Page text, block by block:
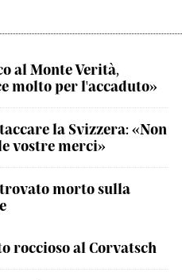
al Monte Verità,
molto per l'accaduto»
la Svizzera: «Non
vostre merci»
trovato morto sulla
roccioso al Corvatsch